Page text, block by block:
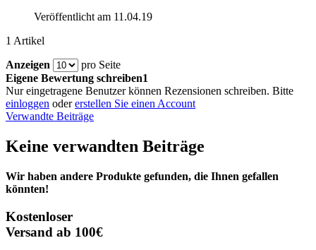
Veröffentlicht am 11.04.19
1 Artikel
Anzeigen
pro Seite
Eigene Bewertung schreiben1
Nur eingetragene Benutzer können Rezensionen schreiben. Bitte
einloggen odererstellen Sie einen Account
Verwandte Beiträge
Keine verwandten Beiträge
Wir haben andere Produkte gefunden, die Ihnen gefallen
könnten!
Kostenloser
Versand ab 100€